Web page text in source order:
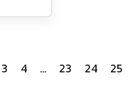
3 4 … 23 24 25